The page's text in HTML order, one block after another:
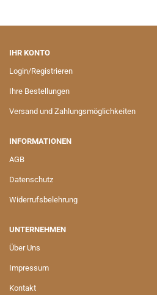
IHR KONTO
Login/Registrieren
Ihre Bestellungen
Versand und Zahlungsmöglichkeiten
INFORMATIONEN
AGB
Datenschutz
Widerrufsbelehrung
UNTERNEHMEN
Über Uns
Impressum
Kontakt